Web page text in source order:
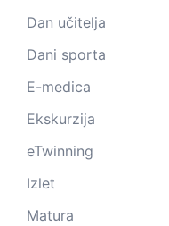
Dan učitelja
Dani sporta
E-medica
Ekskurzija
eTwinning
Izlet
Matura